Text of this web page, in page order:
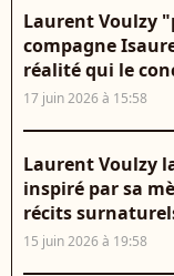
Laurent Voulzy
compagne
réalité qui le
17 juin 2026 à 15:58
Laurent Voulzy
inspiré par sa
récits
15 juin 2026 à 19:58